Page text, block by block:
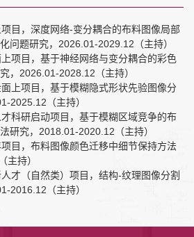
目，深度网络-变分耦合的布料图像局部
问题研究，2026.01-2029.12（主持）
项目，基于神经网络与变分耦合的彩色
，2026.01-2028.12（主持）
上项目，基于模糊隐式形状先验图像分
2025.12（主持）
科研启动项目，基于模糊区域竞争的布
研究，2018.01-2020.12（主持）
目，布料图像颜色迁移中细节保持方法
主持）
才（自然类）项目，结构-纹理图像分割
2016.12（主持）